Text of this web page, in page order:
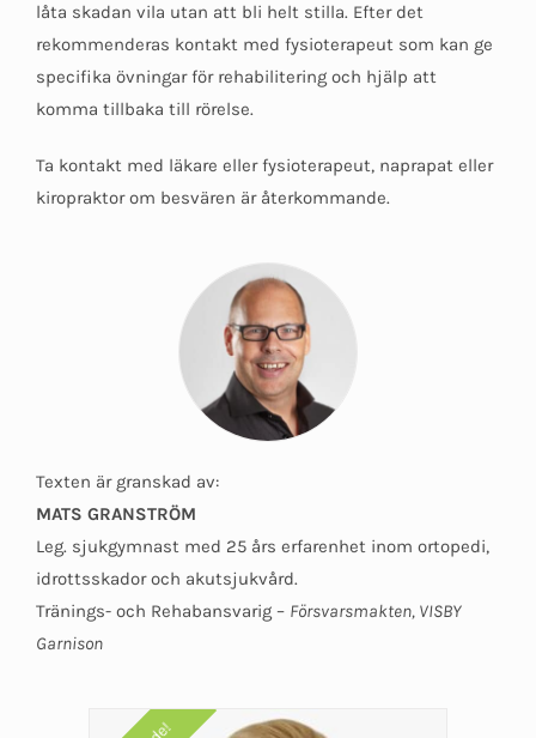
låta skadan vila utan att bli helt stilla. Efter det
rekommenderas kontakt med fysioterapeut som kan ge
specifika övningar för rehabilitering och hjälp att
komma tillbaka till rörelse.
Ta kontakt med läkare eller fysioterapeut, naprapat eller
kiropraktor om besvären är återkommande.
Texten är granskad av:
MATS GRANSTRÖM
Leg. sjukgymnast med 25 års erfarenhet inom ortopedi,
idrottsskador och akutsjukvård.
Tränings- och Rehabansvarig – Försvarsmakten, VISBY
Garnison